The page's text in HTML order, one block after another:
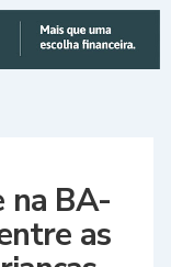
na BA-
as